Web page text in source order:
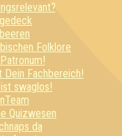
Folklore
Dein Fachbereich!
swaglos!
Quizwesen
da